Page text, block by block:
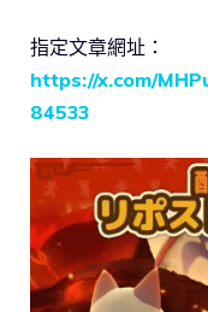
指定文章網址：
https://x.com/
84533